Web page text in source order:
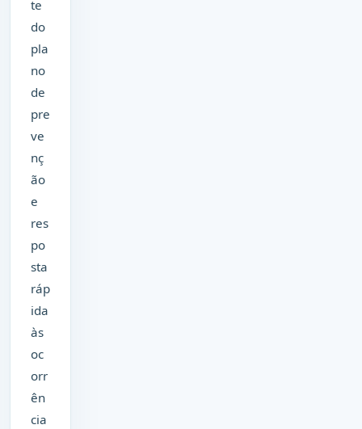
te
do
pla
no
de
pre
ve
nç
ão
e
res
po
sta
ráp
ida
às
oc
orr
ên
cia